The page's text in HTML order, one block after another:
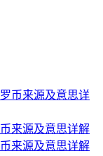
来源及意思详解
来源及意思详解